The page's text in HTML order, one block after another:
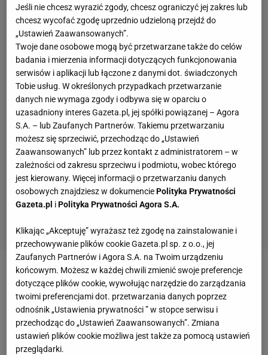
Zobacz wideoRobert Lewandowski nie przyleci na
kadrę! "Emocje są ogromne"
O ile nieobecność kapitana drużyny Michała
Probierza w tym pierwszym, towarzyskim spotkaniu
Jeśli nie chcesz wyrazić zgody, chcesz ograniczyć jej zakres lub
chcesz wycofać zgodę uprzednio udzieloną przejdź do
„Ustawień Zaawansowanych”.
Twoje dane osobowe mogą być przetwarzane także do celów
badania i mierzenia informacji dotyczących funkcjonowania
serwisów i aplikacji lub łączone z danymi dot. świadczonych
Tobie usług. W określonych przypadkach przetwarzanie
danych nie wymaga zgody i odbywa się w oparciu o
uzasadniony interes Gazeta.pl, jej spółki powiązanej – Agora
S.A. – lub Zaufanych Partnerów. Takiemu przetwarzaniu
możesz się sprzeciwić, przechodząc do „Ustawień
Zaawansowanych” lub przez kontakt z administratorem – w
zależności od zakresu sprzeciwu i podmiotu, wobec którego
jest kierowany. Więcej informacji o przetwarzaniu danych
osobowych znajdziesz w dokumenciePolityka Prywatności
Gazeta.pl iPolityka Prywatności Agora S.A.
Klikając „Akceptuję” wyrażasz też zgodę na zainstalowanie i
przechowywanie plików cookie Gazeta.pl sp. z o.o., jej
Zaufanych Partnerów i Agora S.A. na Twoim urządzeniu
końcowym. Możesz w każdej chwili zmienić swoje preferencje
dotyczące plików cookie, wywołując narzędzie do zarządzania
twoimi preferencjami dot. przetwarzania danych poprzez
odnośnik „Ustawienia prywatności ” w stopce serwisu i
przechodząc do „Ustawień Zaawansowanych”. Zmiana
ustawień plików cookie możliwa jest także za pomocą ustawień
przeglądarki.